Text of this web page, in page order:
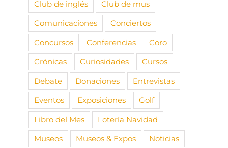
Club de inglés
Club de mus
Comunicaciones
Conciertos
Concursos
Conferencias
Coro
Crónicas
Curiosidades
Cursos
Debate
Donaciones
Entrevistas
Eventos
Exposiciones
Golf
Libro del Mes
Lotería Navidad
Museos
Museos & Expos
Noticias